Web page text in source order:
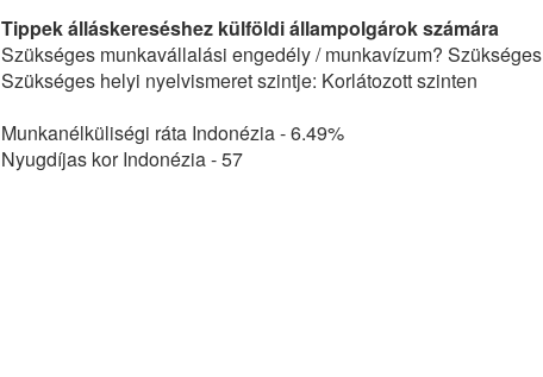
Tippek álláskereséshez külföldi állampolgárok számára
Szükséges munkavállalási engedély / munkavízum? Szükséges
Szükséges helyi nyelvismeret szintje: Korlátozott szinten
Munkanélküliségi ráta Indonézia - 6.49%
Nyugdíjas kor Indonézia - 57